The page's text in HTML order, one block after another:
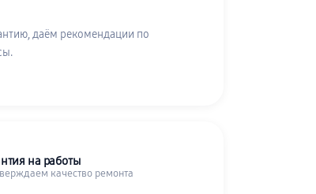
даём рекомендации по
на работы
качество ремонта